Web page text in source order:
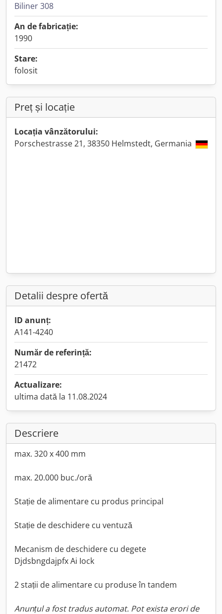
Biliner 308
An de fabricație:
1990
Stare:
folosit
Preț și locație
Locația vânzătorului:
Porschestrasse 21, 38350 Helmstedt, Germania
Detalii despre ofertă
ID anunț:
A141-4240
Număr de referință:
21472
Actualizare:
ultima dată la 11.08.2024
Descriere
max. 320 x 400 mm
max. 20.000 buc./oră
Stație de alimentare cu produs principal
Stație de deschidere cu ventuză
Mecanism de deschidere cu degete
Djdsbngdajpfx Ai Iock
2 stații de alimentare cu produse în tandem
Anunțul a fost tradus automat. Pot exista erori de